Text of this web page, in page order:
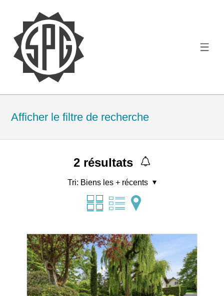
Afficher le filtre de recherche
2résultats
Tri: Biens les + récents